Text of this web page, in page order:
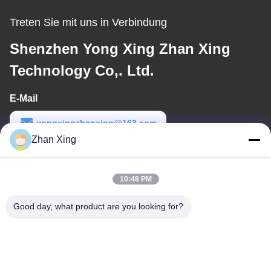
Treten Sie mit uns in Verbindung
Shenzhen Yong Xing Zhan Xing
Technology Co,. Ltd.
E-Mail
yongxingzhanxing@163.com
Arbeitszeit
Zhan Xing
10:48 PM
Good day, what product are you looking for?